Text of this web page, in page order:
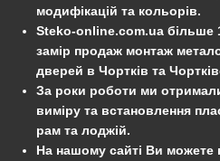
модифікацій та кольорів.
Steko-online.com.ua більше
замір продаж монтаж
дверей в Чортків та
За роки роботи ми
виміру та встановлення
рам та лоджій.
На нашому сайті Ви можете